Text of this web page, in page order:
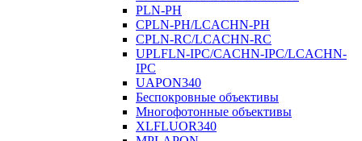
PLN-PH
CPLN-PH/LCACHN-PH
CPLN-RC/LCACHN-RC
UPLFLN-IPC/CACHN-IPC/LCACHN-
IPC
UAPON340
Беспокровные объективы
Многофотонные объективы
XLFLUOR340